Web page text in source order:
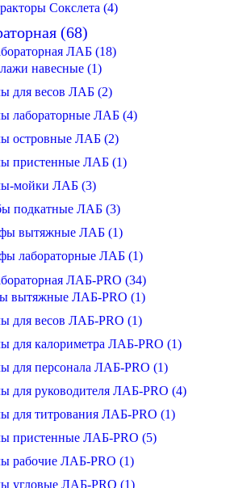
Сокслета (4)
(68)
ЛАБ (18)
навесные (1)
для весов ЛАБ (2)
лабораторные ЛАБ (4)
островные ЛАБ (2)
пристенные ЛАБ (1)
мойки ЛАБ (3)
подкатные ЛАБ (3)
вытяжные ЛАБ (1)
лабораторные ЛАБ (1)
ЛАБ-PRO (34)
вытяжные ЛАБ-PRO (1)
для весов ЛАБ-PRO (1)
для калориметра ЛАБ-PRO (1)
для персонала ЛАБ-PRO (1)
для руководителя ЛАБ-PRO (4)
для титрования ЛАБ-PRO (1)
пристенные ЛАБ-PRO (5)
рабочие ЛАБ-PRO (1)
угловые ЛАБ-PRO (1)